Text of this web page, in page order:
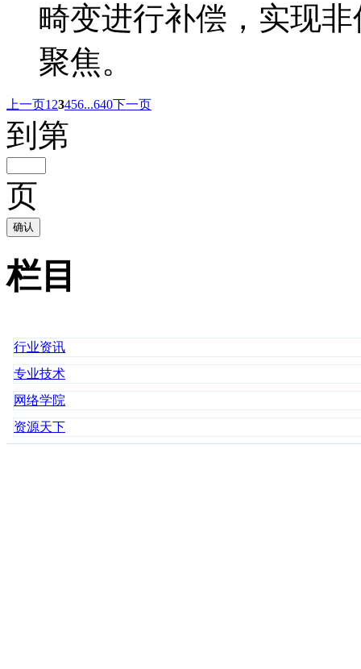
畸变进行补偿，实现
聚焦。
上一页 123456...640 下一页
到第
页
确认
栏目
行业资讯
专业技术
网络学院
资源天下